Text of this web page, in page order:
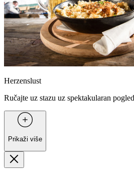
Herzenslust
Ručajte uz stazu uz spektakularan
Prikaži više